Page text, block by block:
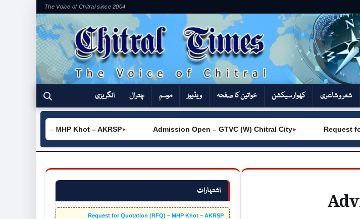
The Voice of Chitral since 2004
شعر و شاعری کھوار سیکشن‎ خواتین کا صفحہ ویڈیوز موسم چترال انگریزی
►
(RFQ) – MHP Khot – AKRSP Request for
►
Admission Open – GTVC (W) Chitral City
اشتہارات
Request for Quotation (RFQ) – MHP Khot – AKRSP